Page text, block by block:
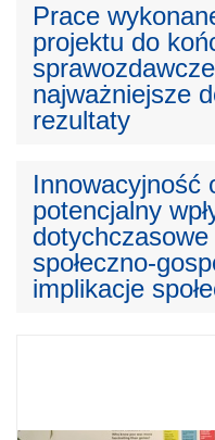
Prace
projektu do
najważniejsze
rezultaty
Innowacyjność
potencjalny
społeczno-
implikacje